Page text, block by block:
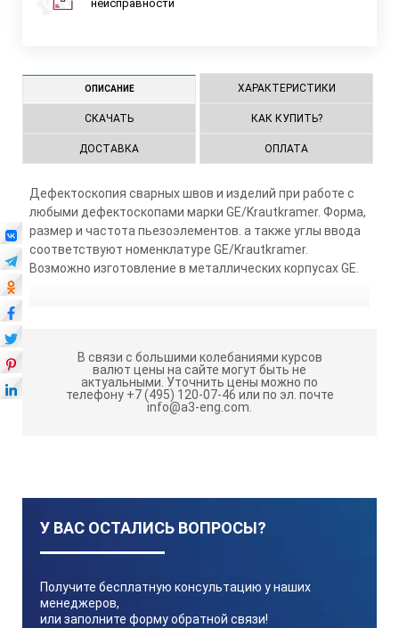
неисправности
ОПИСАНИЕ ХАРАКТЕРИСТИКИ
СКАЧАТЬ КАК КУПИТЬ?
ДОСТАВКА ОПЛАТА
Дефектоскопия сварных швов и изделий при работе с
любыми дефектоскопами марки GE/Krautkramer. Форма,
размер и частота пьезоэлементов. а также углы ввода
соответствуют номенклатуре GE/Krautkramer.
Возможно изготовление в металлических корпусах GE.
В связи с большими колебаниями курсов
валют цены на сайте могут быть не
актуальными. Уточнить цены можно по
телефону +7 (495) 120-07-46 или по эл. почте
info@a3-eng.com.
У ВАС ОСТАЛИСЬ ВОПРОСЫ?
Получите бесплатную консультацию у наших
менеджеров,
или заполните форму обратной связи!